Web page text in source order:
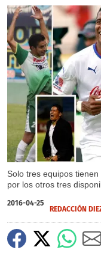
Solo tres equipos
por los otros tres
2016-04-25
REDACCIÓN